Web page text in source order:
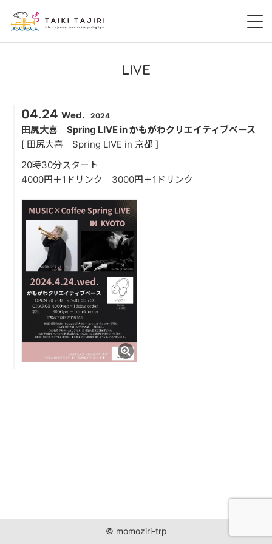
暁 AKATSUKI
LIVE
DISCOGRAPHY
VIDEO
JUST ONE WORLD PROJECT
CONTACT
LIVE
04.24 Wed. 2024
田尻大喜 Spring LIVE in かもがわクリエイティブベース
[ 田尻大喜 Spring LIVE in 京都 ]
20時30分スタート
4000円＋1ドリンク 3000円＋1ドリンク
© momoziri-trp